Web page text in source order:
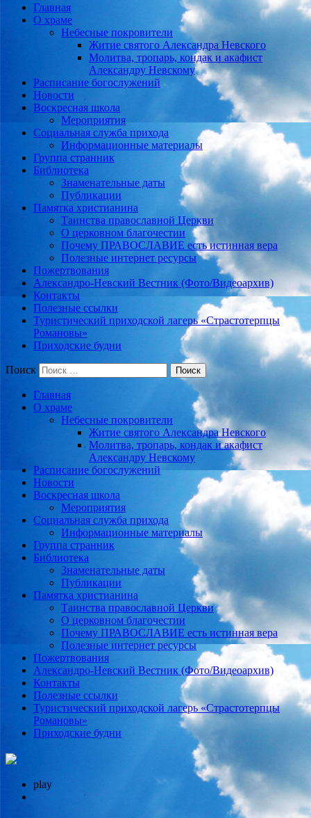
Главная
О храме
Небесные покровители
Житие святого Александра Невского
Молитва, тропарь, кондак и акафист
Александру Невскому
Расписание богослужений
Новости
Воскресная школа
Мероприятия
Социальная служба прихода
Информационные материалы
Группа странник
Библиотека
Знаменательные даты
Публикации
Памятка христианина
Таинства православной Церкви
О церковном благочестии
Почему ПРАВОСЛАВИЕ есть истинная вера
Полезные интернет ресурсы
Пожертвования
Александро-Невский Вестник (Фото/Видеоархив)
Контакты
Полезные ссылки
Туристический приходской лагерь «Страстотерпцы
Романовы»
Приходские будни
Поиск
Главная
О храме
Небесные покровители
Житие святого Александра Невского
Молитва, тропарь, кондак и акафист
Александру Невскому
Расписание богослужений
Новости
Воскресная школа
Мероприятия
Социальная служба прихода
Информационные материалы
Группа странник
Библиотека
Знаменательные даты
Публикации
Памятка христианина
Таинства православной Церкви
О церковном благочестии
Почему ПРАВОСЛАВИЕ есть истинная вера
Полезные интернет ресурсы
Пожертвования
Александро-Невский Вестник (Фото/Видеоархив)
Контакты
Полезные ссылки
Туристический приходской лагерь «Страстотерпцы
Романовы»
Приходские будни
play